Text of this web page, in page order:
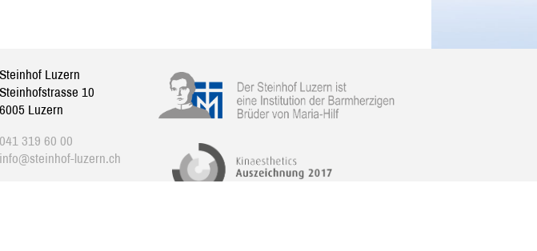
Steinhof Luzern
Steinhofstrasse 10
6005 Luzern
041 319 60 00
info@steinhof-luzern.ch